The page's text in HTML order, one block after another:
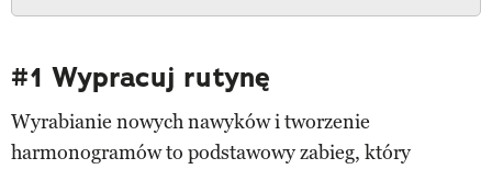
#1 Wypracuj rutynę
Wyrabianie nowych nawyków i tworzenie
harmonogramów to podstawowy zabieg, który